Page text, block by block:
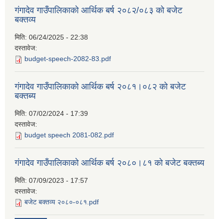
गंगादेव गाउँपालिकाको आर्थिक बर्ष २०८२/०८३ को बजेट
बक्तव्य
मिति: 06/24/2025 - 22:38
दस्तावेज:
budget-speech-2082-83.pdf
गंगादेव गाउँपालिकाको आर्थिक बर्ष २०८१।०८२ को बजेट
बक्तब्य
मिति: 07/02/2024 - 17:39
दस्तावेज:
budget speech 2081-082.pdf
गंगादेव गाउँपालिकाको आर्थिक बर्ष २०८०।८१ को बजेट बक्तब्य
मिति: 07/09/2023 - 17:57
दस्तावेज:
बजेट बक्तव्य २०८०-०८१.pdf